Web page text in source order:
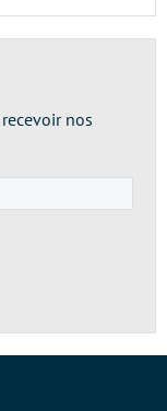
nos